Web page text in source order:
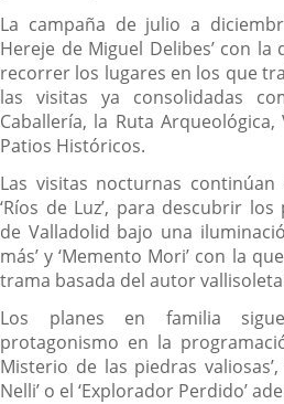
La campaña de julio a
Hereje de Miguel Delibes’ con
recorrer los lugares en los que
las visitas ya consolidadas
Caballería, la Ruta
Patios Históricos.
Las visitas nocturnas
‘Ríos de Luz’, para descubrir
de Valladolid bajo una
más’ y ‘Memento Mori’ con la
trama basada del autor
Los planes en familia
protagonismo en la
Misterio de las piedras
Nelli’ o el ‘Explorador Perdido’